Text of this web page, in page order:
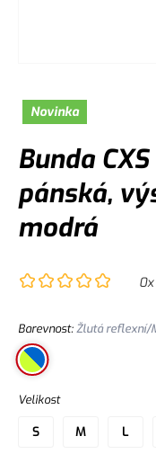
Novinka
Bunda CXS
pánská,
modrá
0x
Barevnost:Žlutá reflexní/
Velikost
S M L